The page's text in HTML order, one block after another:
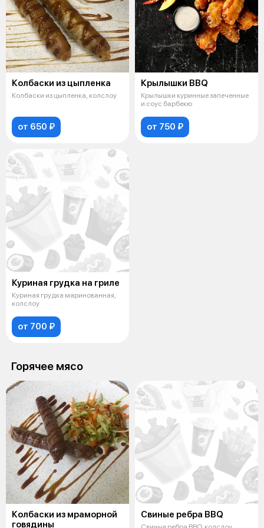
Колбаски из цыпленка
Колбаски из цыпленка, колслоу
от 650 ₽
Крылышки BBQ
Крылышки куринные запеченные
и соус барбекю
от 750 ₽
Куриная грудка на гриле
Куриная грудка маринованная,
колслоу
от 700 ₽
Горячее мясо
Колбаски из мраморной
говядины
Свиные ребра BBQ